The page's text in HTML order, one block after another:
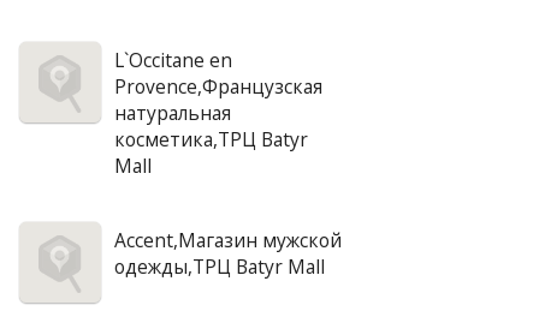
L`Occitane en
Provence,Французская
натуральная
косметика,ТРЦ Batyr
Mall
Accent,Магазин мужской
одежды,ТРЦ Batyr Mall